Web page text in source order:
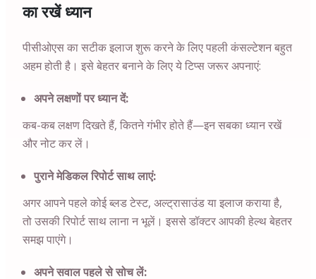
का रखें ध्यान
पीसीओएस का सटीक इलाज शुरू करने के लिए पहली कंसल्टेशन बहुत
अहम होती है। इसे बेहतर बनाने के लिए ये टिप्स जरूर अपनाएं:
अपने लक्षणों पर ध्यान दें:
कब-कब लक्षण दिखते हैं, कितने गंभीर होते हैं—इन सबका ध्यान रखें
और नोट कर लें।
पुराने मेडिकल रिपोर्ट साथ लाएं:
अगर आपने पहले कोई ब्लड टेस्ट, अल्ट्रासाउंड या इलाज कराया है,
तो उसकी रिपोर्ट साथ लाना न भूलें। इससे डॉक्टर आपकी हेल्थ बेहतर
समझ पाएंगे।
अपने सवाल पहले से सोच लें: